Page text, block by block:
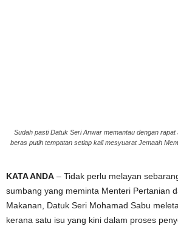
Sudah pasti Datuk Seri Anwar memantau dengan
beras putih tempatan setiap kali mesyuarat Jemaah
KATA ANDA – Tidak perlu melayan
sumbang yang meminta Menteri Pertanian
Makanan, Datuk Seri Mohamad Sabu
kerana satu isu yang kini dalam proses